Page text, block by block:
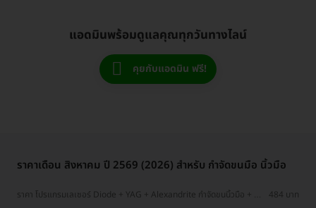
แอดมินพร้อมดูแลคุณทุกวันทางไลน์
คุยกับแอดมิน ฟรี!
ราคาเดือน สิงหาคม ปี 2569 (2026) สำหรับ กำจัดขนมือ นิ้วมือ
ราคา โปรแกรมเลเซอร์ Diode + YAG + Alexandrite กำจัดขนนิ้วมือ + นิ้ว
484 บาท